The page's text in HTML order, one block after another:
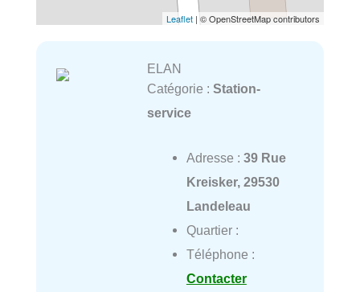
Leaflet | © OpenStreetMap contributors
ELAN
Catégorie : Station-
service
Adresse : 39 Rue
Kreisker, 29530
Landeleau
Quartier :
Téléphone :
Contacter